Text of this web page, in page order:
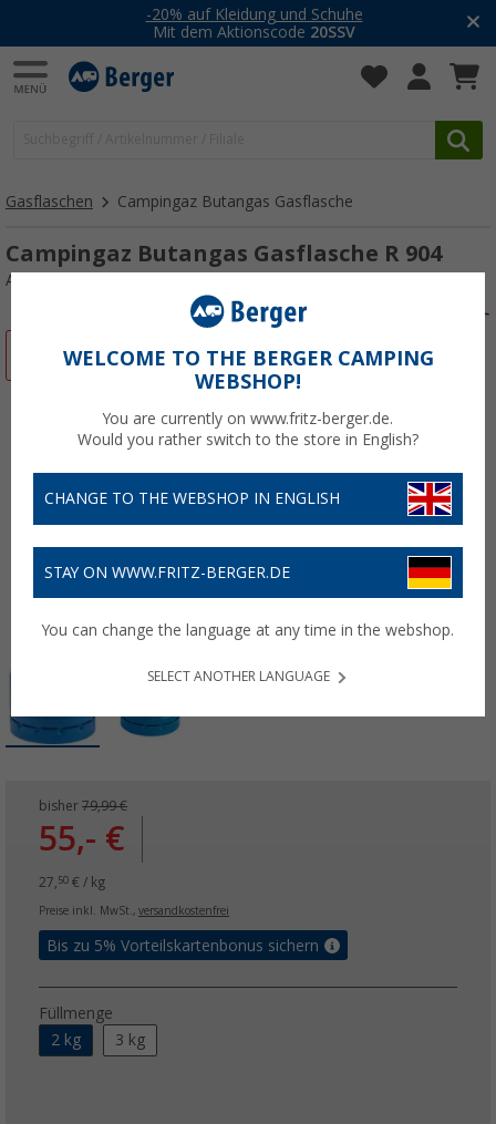
-20% auf Kleidung und Schuhe
Mit dem Aktionscode 20SSV
Gasflaschen Campingaz Butangas Gasflasche
Campingaz Butangas Gasflasche R 904
Art.-Nr.: 440410
bisher 79,99 €
55,- €
27, 50 € / kg
Preise inkl. MwSt., versandkostenfrei
Bis zu 5% Vorteilskartenbonus sichern
Füllmenge
2 kg
3 kg
WELCOME TO THE BERGER CAMPING
WEBSHOP!
You are currently on www.fritz-berger.de.
Would you rather switch to the store in English?
CHANGE TO THE WEBSHOP IN ENGLISH
STAY ON WWW.FRITZ-BERGER.DE
You can change the language at any time in the webshop.
SELECT ANOTHER LANGUAGE